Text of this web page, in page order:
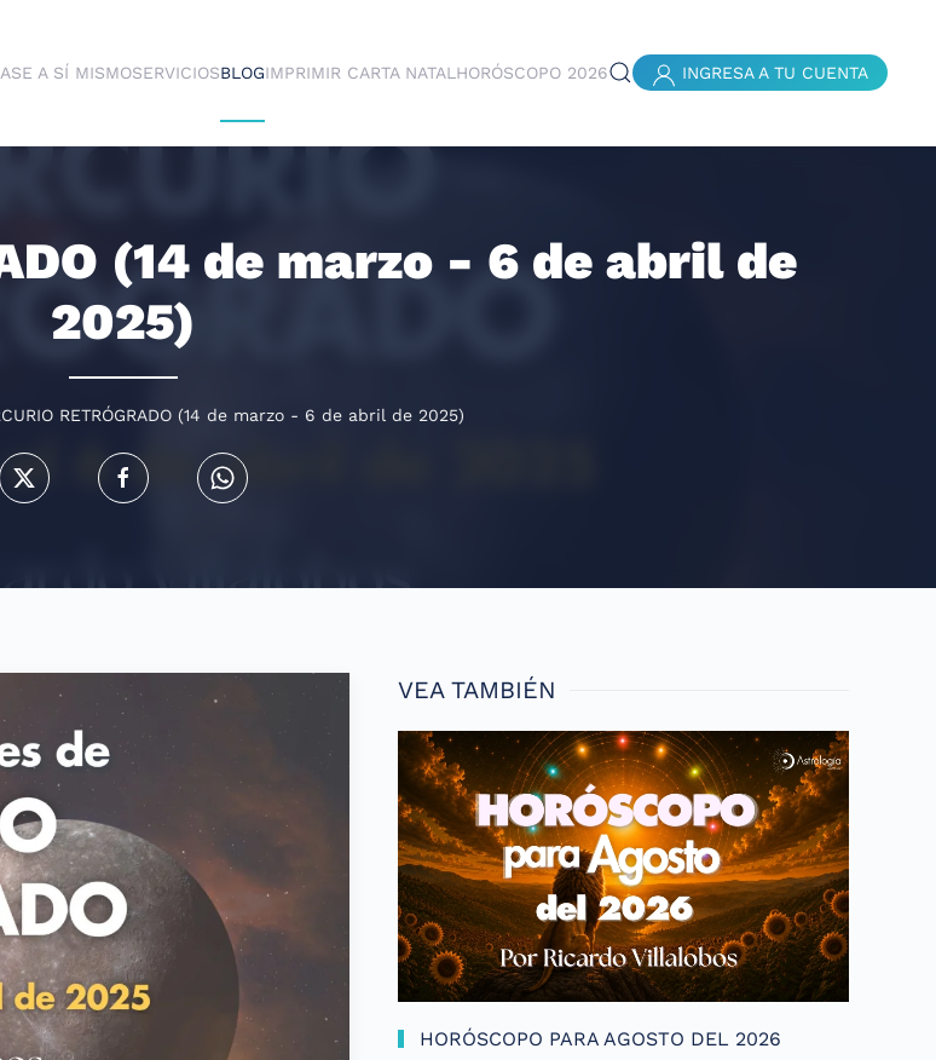
A SÍ MISMOSERVICIOSBLOGIMPRIMIR CARTA NATAL HORÓSCOPO 2026 INGRESA A TU CUENTA
(14 de marzo - 6 de abril de
2025)
RETRÓGRADO (14 de marzo - 6 de abril de 2025)
VEA TAMBIÉN
HORÓSCOPO PARA AGOSTO DEL 2026